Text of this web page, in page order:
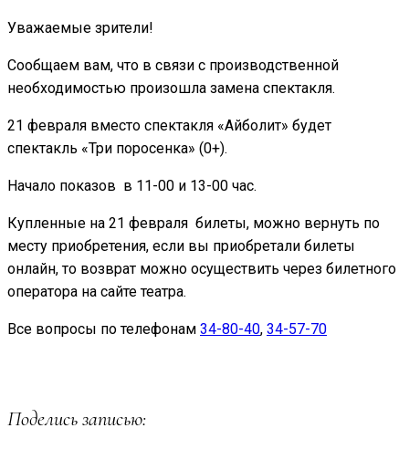
Уважаемые зрители!
Сообщаем вам, что в связи с производственной
необходимостью произошла замена спектакля.
21 февраля вместо спектакля «Айболит» будет
спектакль «Три поросенка» (0+).
Начало показов в 11-00 и 13-00 час.
Купленные на 21 февраля билеты, можно вернуть по
месту приобретения, если вы приобретали билеты
онлайн, то возврат можно осуществить через билетного
оператора на сайте театра.
Все вопросы по телефонам 34-80-40, 34-57-70
Поделись записью: